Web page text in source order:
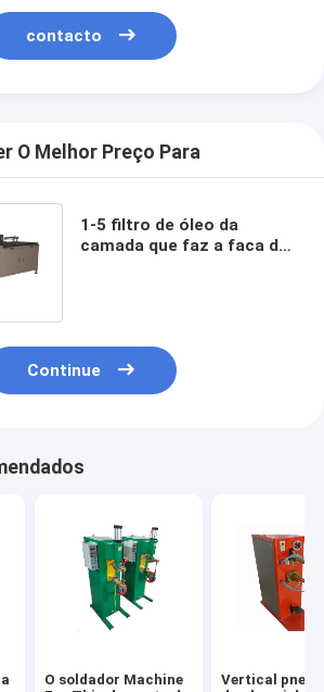
contacto
O Melhor Preço Para
1-5 filtro de óleo da
camada que faz a faca da
Continue
O soldador Machine
Vertical